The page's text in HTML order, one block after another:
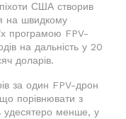
США створив
на швидкому
програмою FPV-
на дальність у 20
доларів.
за один FPV-дрон
порівнювати з
удесятеро менше, у